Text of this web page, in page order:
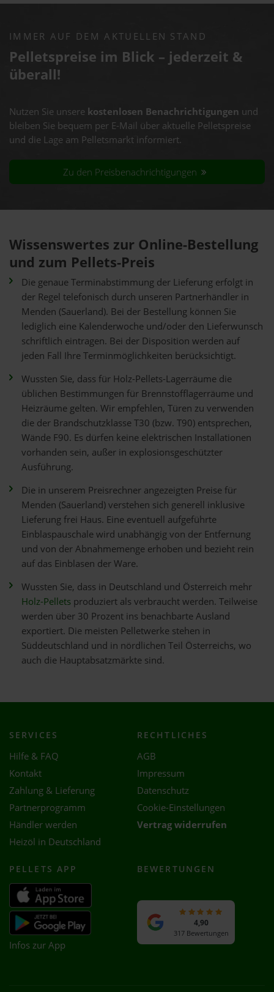
IMMER AUF DEM AKTUELLEN STAND
Pelletspreise im Blick – jederzeit &
überall!
Nutzen Sie unsere kostenlosen Benachrichtigungen und
bleiben Sie bequem per E-Mail über aktuelle Pelletspreise
und die Lage am Pelletsmarkt informiert.
Zu den Preisbenachrichtigungen
Wissenswertes zur Online-Bestellung
und zum Pellets-Preis
Die genaue Terminabstimmung der Lieferung erfolgt in
der Regel telefonisch durch unseren Partnerhändler in
Menden (Sauerland). Bei der Bestellung können Sie
lediglich eine Kalenderwoche und/oder den Lieferwunsch
schriftlich eintragen. Bei der Disposition werden auf
jeden Fall Ihre Terminmöglichkeiten berücksichtigt.
Wussten Sie, dass für Holz-Pellets-Lagerräume die
üblichen Bestimmungen für Brennstofflagerräume und
Heizräume gelten. Wir empfehlen, Türen zu verwenden
die der Brandschutzklasse T30 (bzw. T90) entsprechen,
Wände F90. Es dürfen keine elektrischen Installationen
vorhanden sein, außer in explosionsgeschützter
Ausführung.
Die in unserem Preisrechner angezeigten Preise für
Menden (Sauerland) verstehen sich generell inklusive
Lieferung frei Haus. Eine eventuell aufgeführte
Einblaspauschale wird unabhängig von der Entfernung
und von der Abnahmemenge erhoben und bezieht rein
auf das Einblasen der Ware.
Wussten Sie, dass in Deutschland und Österreich mehr
Holz-Pellets produziert als verbraucht werden. Teilweise
werden über 30 Prozent ins benachbarte Ausland
exportiert. Die meisten Pelletwerke stehen in
Süddeutschland und in nördlichen Teil Österreichs, wo
auch die Hauptabsatzmärkte sind.
SERVICES
Hilfe & FAQ
Kontakt
Zahlung & Lieferung
Partnerprogramm
Händler werden
Heizöl in Deutschland
RECHTLICHES
AGB
Impressum
Datenschutz
Cookie-Einstellungen
Vertrag widerrufen
PELLETS APP
Infos zur App
BEWERTUNGEN
4,90
317 Bewertungen